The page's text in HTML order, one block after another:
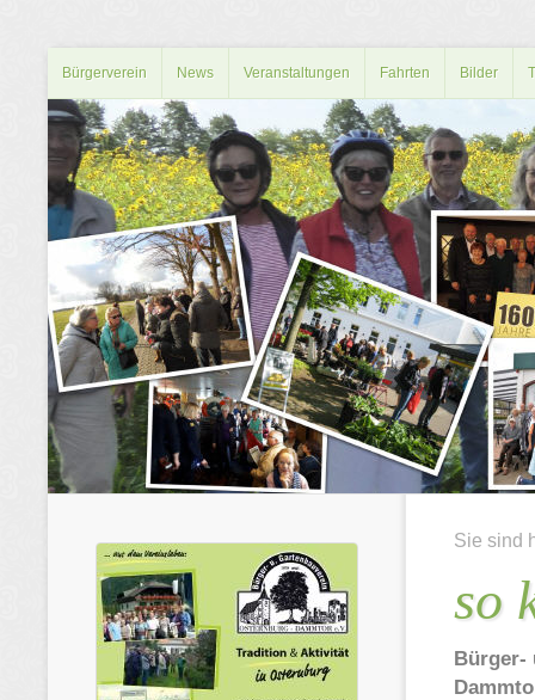
Bürgerverein News Veranstaltungen Fahrten Bilder
Sie sind
so
Bürger-